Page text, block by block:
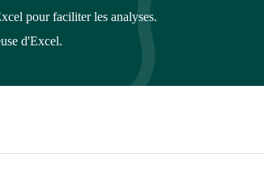
pour faciliter les analyses.
d'Excel.